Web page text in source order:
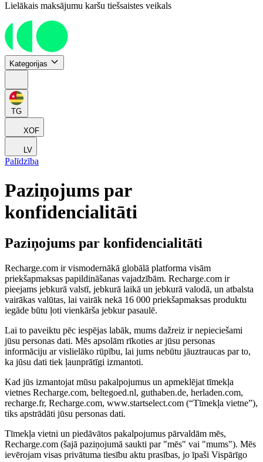
Lielākais maksājumu karšu tiešsaistes veikals
Kategorijas
TG
XOF
LV
Palīdzība
Paziņojums par
konfidencialitāti
Paziņojums par konfidencialitāti
Recharge.com ir vismodernākā globālā platforma visām
priekšapmaksas papildināšanas vajadzībām. Recharge.com ir
pieejams jebkurā valstī, jebkurā laikā un jebkurā valodā, un atbalsta
vairākas valūtas, lai vairāk nekā 16 000 priekšapmaksas produktu
iegāde būtu ļoti vienkārša jebkur pasaulē.
Lai to paveiktu pēc iespējas labāk, mums dažreiz ir nepieciešami
jūsu personas dati. Mēs apsolām rīkoties ar jūsu personas
informāciju ar vislielāko rūpību, lai jums nebūtu jāuztraucas par to,
ka jūsu dati tiek ļaunprātīgi izmantoti.
Kad jūs izmantojat mūsu pakalpojumus un apmeklējat tīmekļa
vietnes Recharge.com, beltegoed.nl, guthaben.de, herladen.com,
recharge.fr, Recharge.com, www.startselect.com (“Tīmekļa vietne”),
tiks apstrādāti jūsu personas dati.
Tīmekļa vietni un piedāvātos pakalpojumus pārvaldām mēs,
Recharge.com (šajā paziņojumā saukti par "mēs" vai "mums"). Mēs
ievērojam visas privātuma tiesību aktu prasības, jo īpaši Vispārīgo